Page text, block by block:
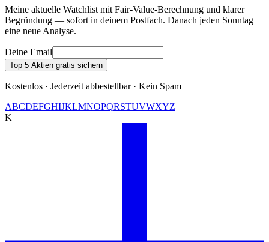
Meine aktuelle Watchlist mit Fair-Value-Berechnung und klarer
Begründung — sofort in deinem Postfach. Danach jeden Sonntag
eine neue Analyse.
Deine Email
Top 5 Aktien gratis sichern
Kostenlos · Jederzeit abbestellbar · Kein Spam
ABCDEFGHIJKLMNOPQRSTUVWXYZ
K